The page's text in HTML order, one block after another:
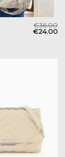
€36.00
€24.00